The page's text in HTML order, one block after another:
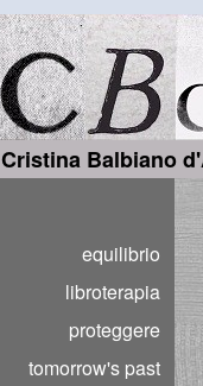
Cristina Balbiano
equilibrio
libroterapia
proteggere
tomorrow's past